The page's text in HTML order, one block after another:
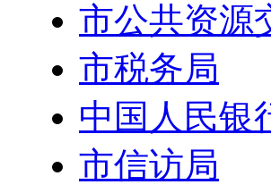
市公共资源
市税务局
中国人民银
市信访局